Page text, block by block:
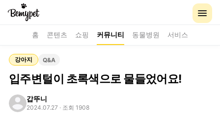
홈 콘텐츠 쇼핑 커뮤니티 동물병원 서비스
강아지 Q&A
입주변털이 초록색으로 물들었어요!
갑뚜니
2024.07.27 · 조회 1908